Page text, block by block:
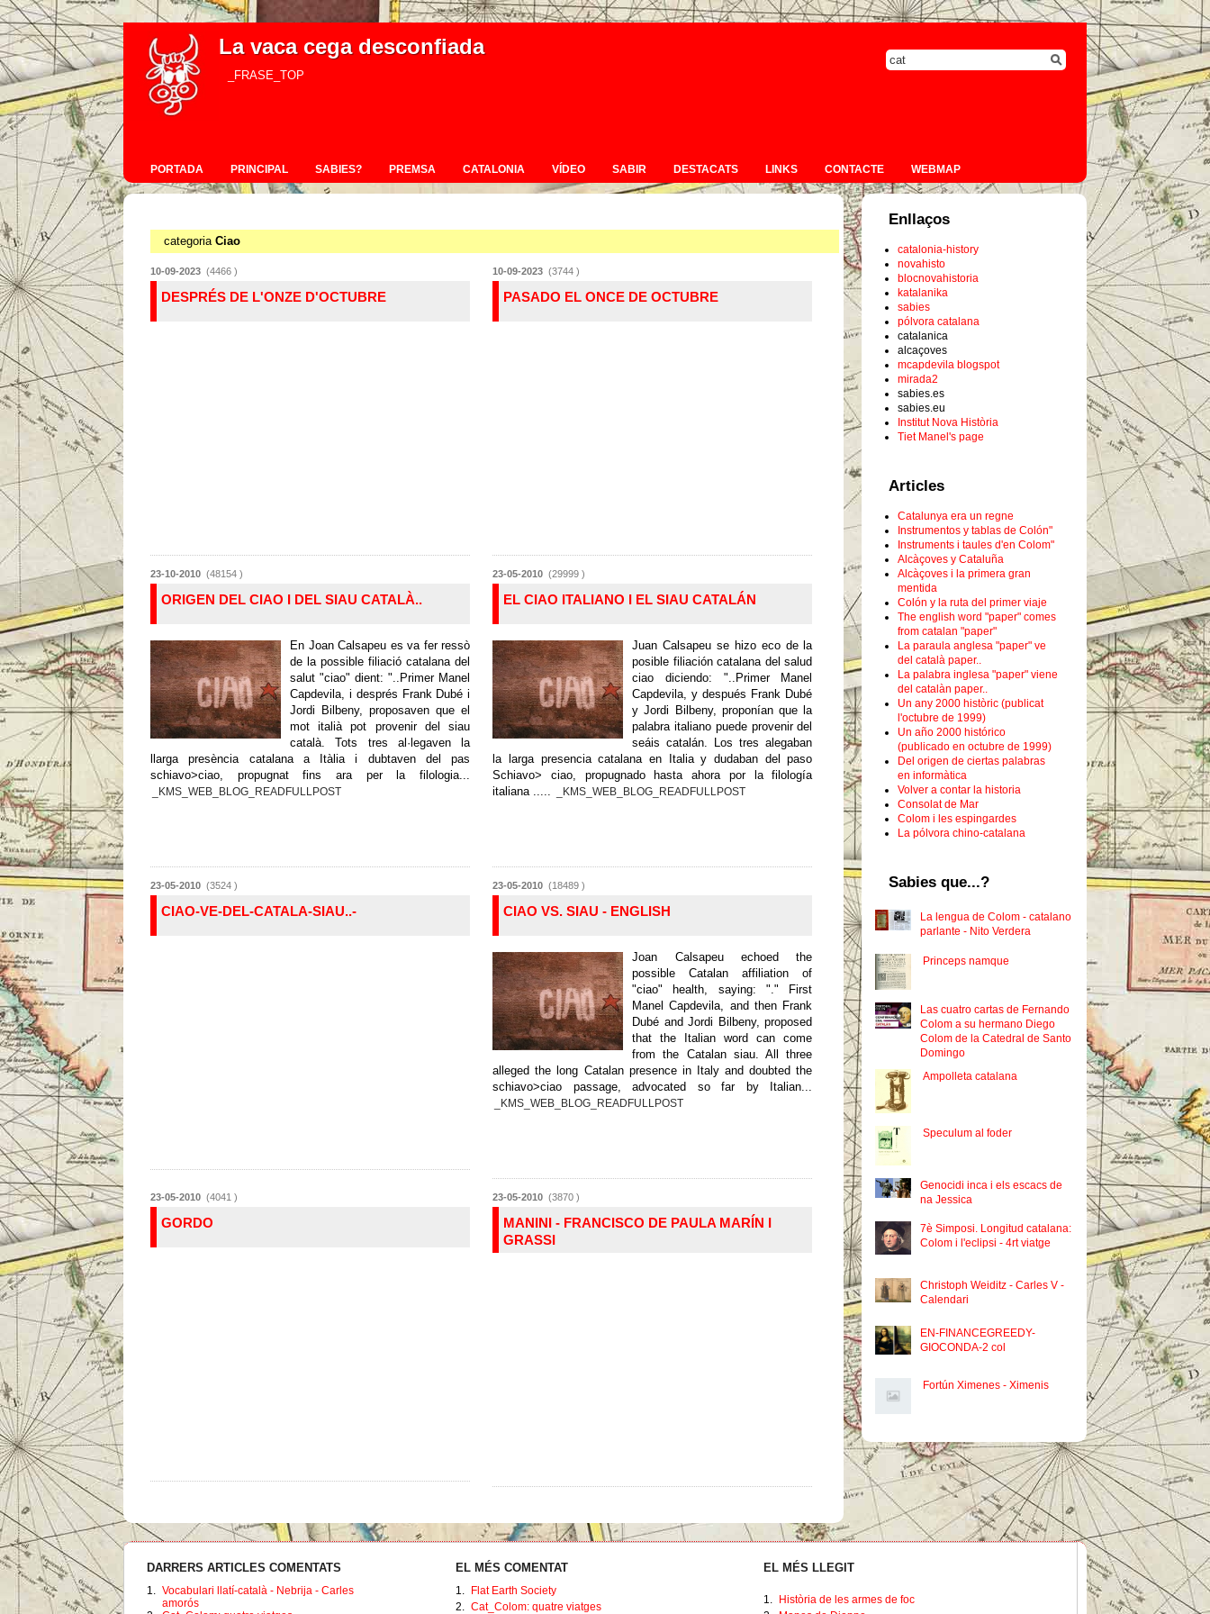
La vaca cega desconfiada
_FRASE_TOP
PORTADA PRINCIPAL SABIES? PREMSA CATALONIA VÍDEO SABIR DESTACATS LINKS CONTACTE WEBMAP
categoria Ciao
10-09-2023 (4466 )
DESPRÉS DE L'ONZE D'OCTUBRE
10-09-2023 (3744 )
PASADO EL ONCE DE OCTUBRE
23-10-2010 (48154 )
ORIGEN DEL CIAO I DEL SIAU CATALÀ..
En Joan Calsapeu es va fer ressò
de la possible filiació catalana del
salut "ciao" dient: "..Primer Manel
Capdevila, i després Frank Dubé i
Jordi Bilbeny, proposaven que el
mot italià pot provenir del siau
català. Tots tres al·legaven la
llarga presència catalana a Itàlia i dubtaven del pas
schiavo>ciao, propugnat fins ara per la filologia...
_KMS_WEB_BLOG_READFULLPOST
23-05-2010 (29999 )
EL CIAO ITALIANO I EL SIAU CATALÁN
Juan Calsapeu se hizo eco de la
posible filiación catalana del salud
ciao diciendo: "..Primer Manel
Capdevila, y después Frank Dubé
y Jordi Bilbeny, proponían que la
palabra italiano puede provenir del
seáis catalán. Los tres alegaban
la larga presencia catalana en Italia y dudaban del paso
Schiavo> ciao, propugnado hasta ahora por la filología
italiana .....
_KMS_WEB_BLOG_READFULLPOST
23-05-2010 (3524 )
CIAO-VE-DEL-CATALA-SIAU..-
23-05-2010 (18489 )
CIAO VS. SIAU - ENGLISH
Joan Calsapeu echoed the
possible Catalan affiliation of
"ciao" health, saying: "." First
Manel Capdevila, and then Frank
Dubé and Jordi Bilbeny, proposed
that the Italian word can come
from the Catalan siau. All three
alleged the long Catalan presence in Italy and doubted the
schiavo>ciao passage, advocated so far by Italian...
_KMS_WEB_BLOG_READFULLPOST
23-05-2010 (4041 )
GORDO
23-05-2010 (3870 )
MANINI - FRANCISCO DE PAULA MARÍN I
GRASSI
Enllaços
catalonia-history
novahisto
blocnovahistoria
katalanika
sabies
pólvora catalana
catalanica
alcaçoves
mcapdevila blogspot
mirada2
sabies.es
sabies.eu
Institut Nova Història
Tiet Manel's page
Articles
Catalunya era un regne
Instrumentos y tablas de Colón"
Instruments i taules d'en Colom"
Alcàçoves y Cataluña
Alcàçoves i la primera gran
mentida
Colón y la ruta del primer viaje
The english word "paper" comes
from catalan "paper"
La paraula anglesa "paper" ve
del català paper..
La palabra inglesa "paper" viene
del catalàn paper..
Un any 2000 històric (publicat
l'octubre de 1999)
Un año 2000 histórico
(publicado en octubre de 1999)
Del origen de ciertas palabras
en informàtica
Volver a contar la historia
Consolat de Mar
Colom i les espingardes
La pólvora chino-catalana
Sabies que...?
La lengua de Colom - catalano
parlante - Nito Verdera
Princeps namque
Las cuatro cartas de Fernando
Colom a su hermano Diego
Colom de la Catedral de Santo
Domingo
Ampolleta catalana
Speculum al foder
Genocidi inca i els escacs de
na Jessica
7è Simposi. Longitud catalana:
Colom i l'eclipsi - 4rt viatge
Christoph Weiditz - Carles V -
Calendari
EN-FINANCEGREEDY-
GIOCONDA-2 col
Fortún Ximenes - Ximenis
DARRERS ARTICLES COMENTATS
1. Vocabulari llatí-català - Nebrija - Carles
amorós
EL MÉS COMENTAT
1.
Flat Earth Society
2. Cat_Colom: quatre viatges
EL MÉS LLEGIT
1.
Història de les armes de foc